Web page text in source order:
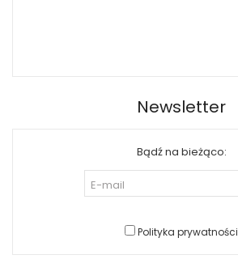
Newsletter
Bądź na bieżąco:
Polityka prywatności